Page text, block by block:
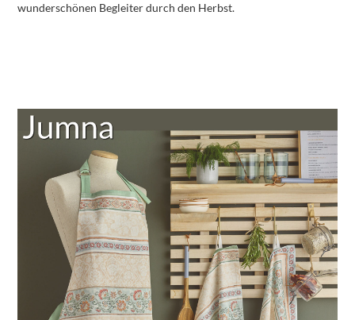
wunderschönen Begleiter durch den Herbst.